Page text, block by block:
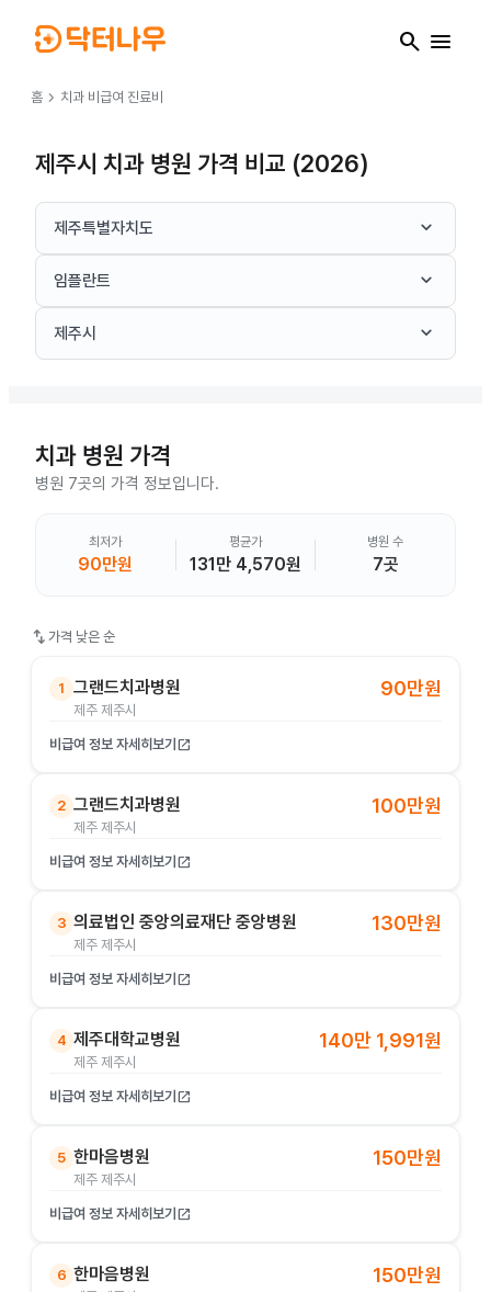
search menu
홈 chevron_right 치과 비급여 진료비
제주시 치과 병원 가격 비교 (2026)
제주특별자치도 keyboard_arrow_down
임플란트 keyboard_arrow_down
제주시 keyboard_arrow_down
치과 병원 가격
병원 7곳의 가격 정보입니다.
최저가
90만원
평균가
131만 4,570원
병원 수
7곳
swap_vert 가격 낮은 순
1 그랜드치과병원
제주 제주시
90만원
비급여 정보 자세히보기 open_in_new
2 그랜드치과병원
제주 제주시
100만원
비급여 정보 자세히보기 open_in_new
3 의료법인 중앙의료재단 중앙병원
제주 제주시
130만원
비급여 정보 자세히보기 open_in_new
4 제주대학교병원
제주 제주시
140만 1,991원
비급여 정보 자세히보기 open_in_new
5 한마음병원
제주 제주시
150만원
비급여 정보 자세히보기 open_in_new
6 한마음병원 150만원